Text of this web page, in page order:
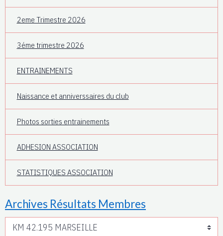
2eme Trimestre 2026
3éme trimestre 2026
ENTRAINEMENTS
Naissance et anniverssaires du club
Photos sorties entrainements
ADHESION ASSOCIATION
STATISTIQUES ASSOCIATION
Archives Résultats Membres